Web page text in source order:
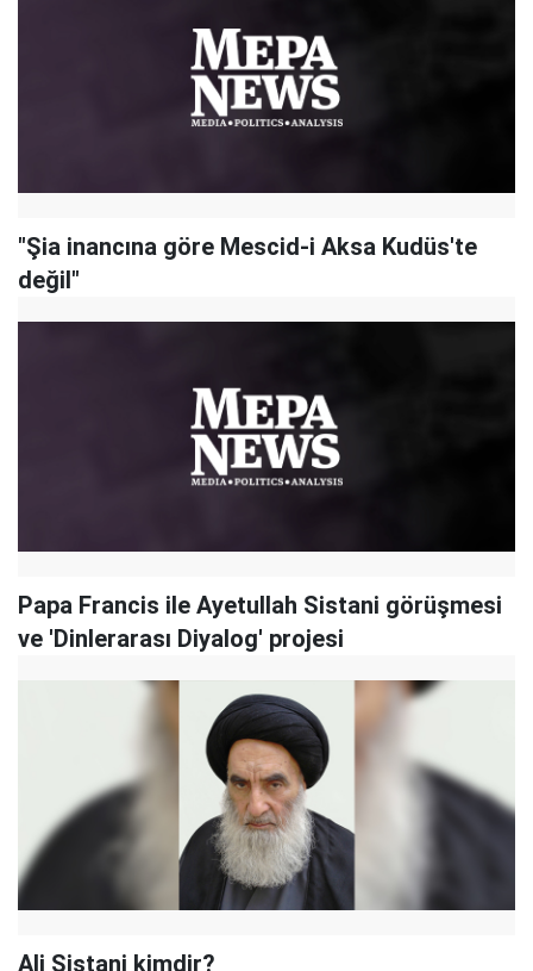
"Şia inancına göre Mescid-i Aksa Kudüs'te
değil"
Papa Francis ile Ayetullah Sistani görüşmesi
ve 'Dinlerarası Diyalog' projesi
Ali Sistani kimdir?